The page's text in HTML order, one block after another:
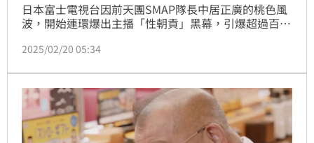
日本富士電視台因前天團SMAP隊長中居正廣的桃色風
波，開始連環爆出主播「性朝貢」黑幕，引爆超過百家
更是下修數百億。富士電視台預計3月底公開第三方調
職場性騷的整體數字比例之高，震驚日本。
2025/02/20 05:34